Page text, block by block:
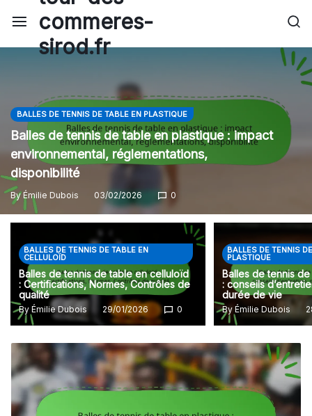
content
commeres-
sirod.fr
BALLES DE TENNIS DE TABLE EN PLASTIQUE
Balles de tennis de table en plastique : impact
environnemental, réglementations,
disponibilité
By Émilie Dubois 03/02/2026 0
BALLES DE TENNIS DE TABLE EN
CELLULOÏD
Balles de tennis de table en celluloïd
: Certifications, Normes, Contrôles de
qualité
By Émilie Dubois 29/01/2026 0
BALLES DE TENNIS
PLASTIQUE
Balles de tennis
: conseils
durée de vie
By Émilie Dubois